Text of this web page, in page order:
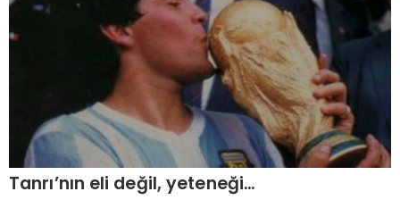
Tanrı’nın eli değil, yeteneği…